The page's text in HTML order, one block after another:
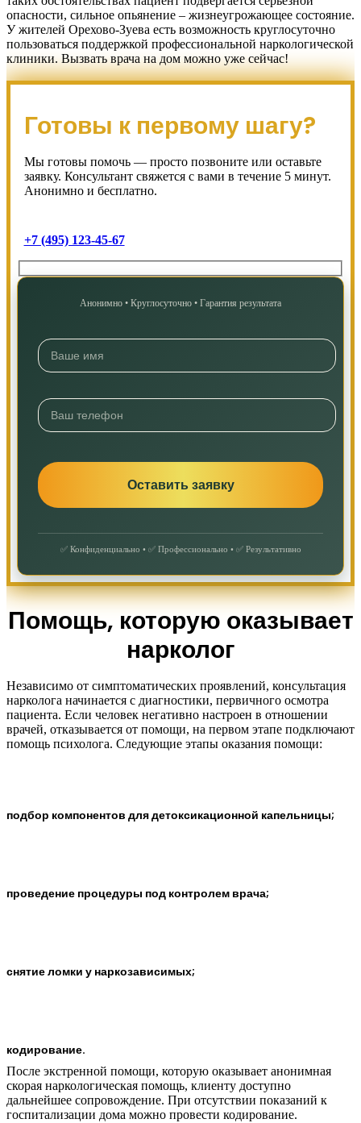
опасности, сильное опьянение – жизнеугрожающее состояние.
У жителей Орехово-Зуева есть возможность круглосуточно
пользоваться поддержкой профессиональной наркологической
клиники. Вызвать врача на дом можно уже сейчас!
Готовы к первому шагу?
Мы готовы помочь — просто позвоните или оставьте
заявку. Консультант свяжется с вами в течение 5 минут.
Анонимно и бесплатно.
+7 (495) 123-45-67
Анонимно • Круглосуточно • Гарантия результата
✅ Конфиденциально • ✅ Профессионально • ✅ Результативно
Помощь, которую оказывает
нарколог
Независимо от симптоматических проявлений, консультация
нарколога начинается с диагностики, первичного осмотра
пациента. Если человек негативно настроен в отношении
врачей, отказывается от помощи, на первом этапе подключают
помощь психолога. Следующие этапы оказания помощи:
подбор компонентов для детоксикационной капельницы;
проведение процедуры под контролем врача;
снятие ломки у наркозависимых;
кодирование.
После экстренной помощи, которую оказывает анонимная
скорая наркологическая помощь, клиенту доступно
дальнейшее сопровождение. При отсутствии показаний к
госпитализации дома можно провести кодирование.